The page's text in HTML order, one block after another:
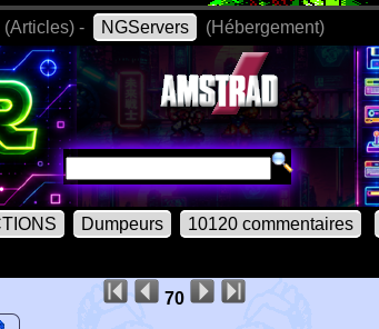
(Articles) - NGServers (Hébergement)
Dumpeurs 10120 commentaires
70